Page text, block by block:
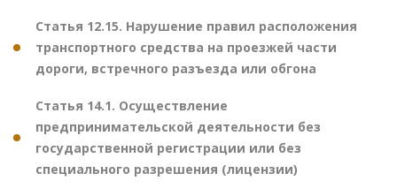
Статья 12.15. Нарушение правил расположения
транспортного средства на проезжей части
дороги, встречного разъезда или обгона
Статья 14.1. Осуществление
предпринимательской деятельности без
государственной регистрации или без
специального разрешения (лицензии)